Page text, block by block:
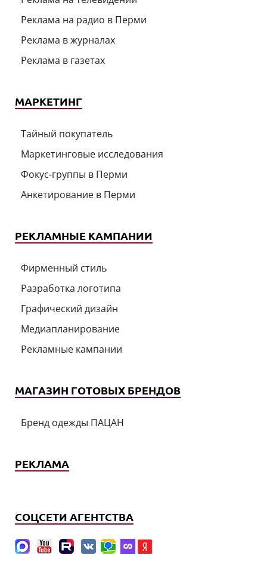
Реклама на радио в Перми
Реклама в журналах
Реклама в газетах
МАРКЕТИНГ
Тайный покупатель
Маркетинговые исследования
Фокус-группы в Перми
Анкетирование в Перми
РЕКЛАМНЫЕ КАМПАНИИ
Фирменный стиль
Разработка логотипа
Графический дизайн
Медиапланирование
Рекламные кампании
МАГАЗИН ГОТОВЫХ БРЕНДОВ
Бренд одежды ПАЦАН
РЕКЛАМА
СОЦСЕТИ АГЕНТСТВА